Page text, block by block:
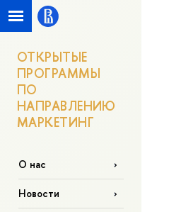
ОТКРЫТЫЕ
ПРОГРАММЫ
ПО
НАПРАВЛЕНИЮ
МАРКЕТИНГ
О нас
Новости